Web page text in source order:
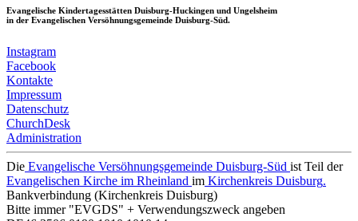
Evangelische Kindertagesstätten Duisburg-Huckingen und Ungelsheim
in der Evangelischen Versöhnungsgemeinde Duisburg-Süd.
Instagram
Facebook
Kontakte
Impressum
Datenschutz
ChurchDesk
Administration
Die Evangelische Versöhnungsgemeinde Duisburg-Süd ist Teil der
Evangelischen Kirche im Rheinland im Kirchenkreis Duisburg.
Bankverbindung (Kirchenkreis Duisburg)
Bitte immer "EVGDS" + Verwendungszweck angeben